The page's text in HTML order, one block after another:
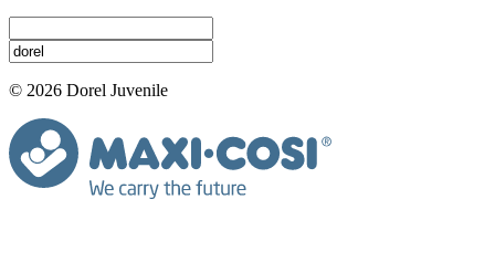
© 2026 Dorel Juvenile